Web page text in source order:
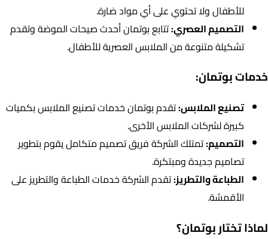
للأطفال ولا تحتوي على أي مواد ضارة.
التصميم العصري:تتابع بوتمان أحدث صيحات الموضة وتقدم
تشكيلة متنوعة من الملابس العصرية للأطفال.
خدمات بوتمان:
تصنيع الملابس:تقدم بوتمان خدمات تصنيع الملابس بكميات
كبيرة لشركات الملابس الأخرى.
التصميم:تمتلك الشركة فريق تصميم متكامل يقوم بتطوير
تصاميم جديدة ومبتكرة.
الطباعة والتطريز:تقدم الشركة خدمات الطباعة والتطريز على
الأقمشة.
لماذا تختار بوتمان؟